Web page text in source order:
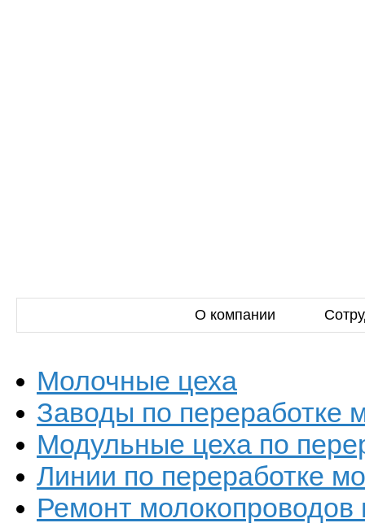
О компании
Молочные цеха
Заводы по переработке
Модульные цеха по
Линии по переработке
Ремонт молокопроводов